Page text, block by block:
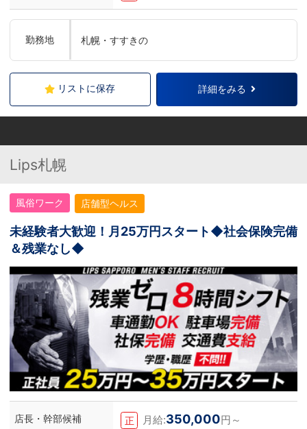
勤務地 札幌・すすきの
リストに保存 詳細をみる
Lips札幌
風俗ワーク 店舗型ヘルス
未経験者大歓迎！月25万円スタート◆社会保険完備
＆残業なし◆
店長・幹部候補 正 月給:350,000円～